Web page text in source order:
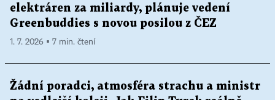
elektráren za miliardy, plánuje vedení
Greenbuddies s novou posilou z ČEZ
1. 7. 2026 ▪ 7 min. čtení
Žádní poradci, atmosféra strachu a ministr